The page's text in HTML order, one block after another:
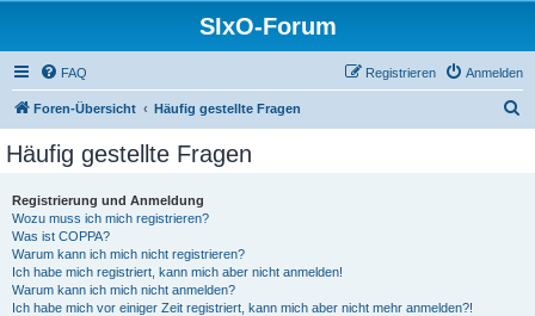
SIxO-Forum
FAQ Anmelden
Registrieren
Foren-Übersicht Häufig gestellte Fragen
Häufig gestellte Fragen
Registrierung und Anmeldung
Wozu muss ich mich registrieren?
Was ist COPPA?
Warum kann ich mich nicht registrieren?
Ich habe mich registriert, kann mich aber nicht anmelden!
Warum kann ich mich nicht anmelden?
Ich habe mich vor einiger Zeit registriert, kann mich aber nicht mehr anmelden?!